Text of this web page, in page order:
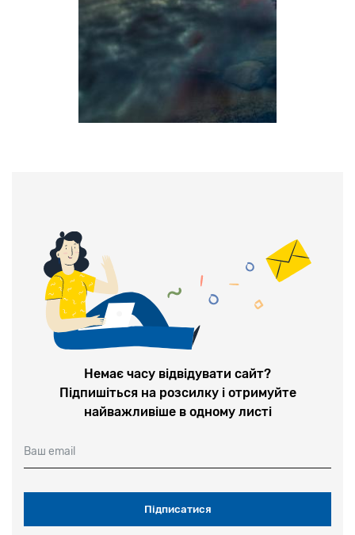
Немає часу відвідувати сайт?
Підпишіться на розсилку і отримуйте
найважливіше в одному листі
Ваш email